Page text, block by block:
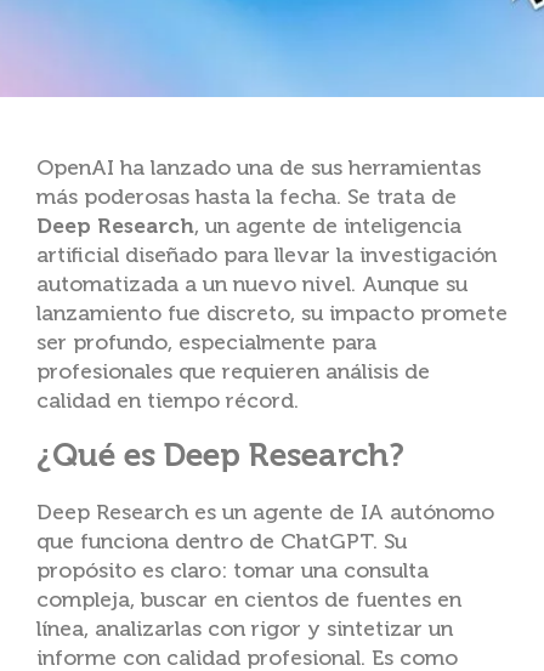
OpenAI ha lanzado una de sus herramientas
más poderosas hasta la fecha. Se trata de
Deep Research, un agente de inteligencia
artificial diseñado para llevar la investigación
automatizada a un nuevo nivel. Aunque su
lanzamiento fue discreto, su impacto promete
ser profundo, especialmente para
profesionales que requieren análisis de
calidad en tiempo récord.
¿Qué es Deep Research?
Deep Research es un agente de IA autónomo
que funciona dentro de ChatGPT. Su
propósito es claro: tomar una consulta
compleja, buscar en cientos de fuentes en
línea, analizarlas con rigor y sintetizar un
informe con calidad profesional. Es como